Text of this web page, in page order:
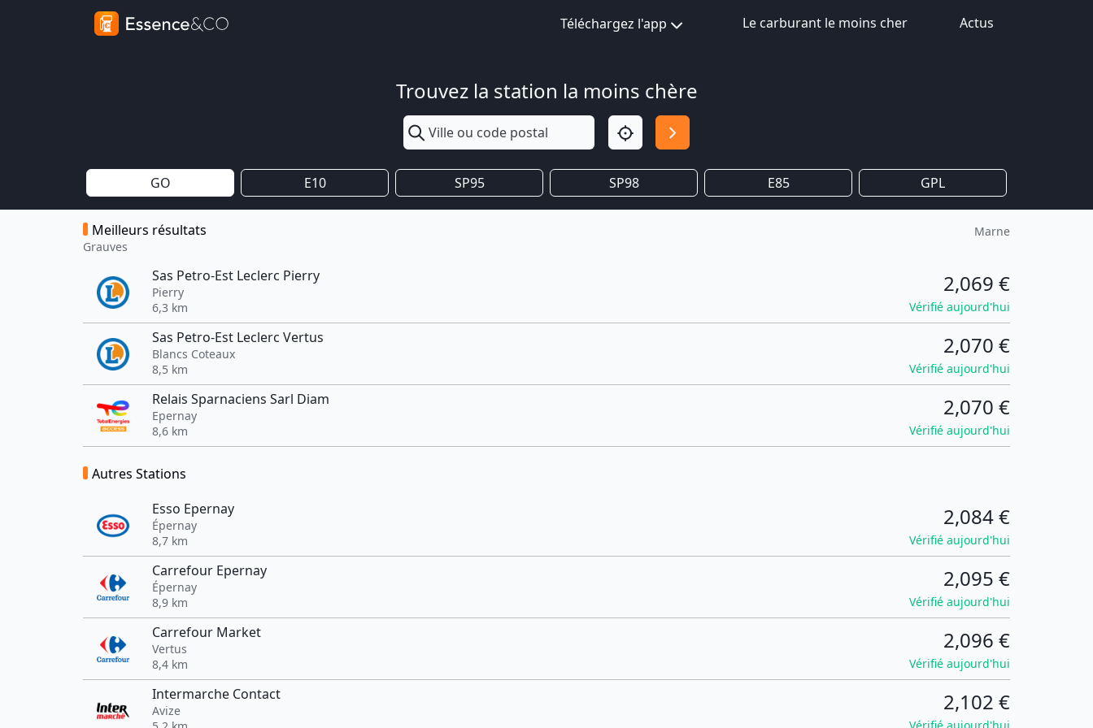
Téléchargez l'app Le carburant le moins cher Actus
Trouvez la station la moins chère
GO E10 SP95 SP98 E85 GPL
Meilleurs résultats
Grauves
Marne
Sas Petro-Est Leclerc Pierry
Pierry
6,3 km
2,069 €
Vérifié aujourd'hui
Sas Petro-Est Leclerc Vertus
Blancs Coteaux
8,5 km
2,070 €
Vérifié aujourd'hui
Relais Sparnaciens Sarl Diam
Epernay
8,6 km
2,070 €
Vérifié aujourd'hui
Autres Stations
Esso Epernay
Épernay
8,7 km
2,084 €
Vérifié aujourd'hui
Carrefour Epernay
Épernay
8,9 km
2,095 €
Vérifié aujourd'hui
Carrefour Market
Vertus
8,4 km
2,096 €
Vérifié aujourd'hui
Intermarche Contact
Avize
2,102 €